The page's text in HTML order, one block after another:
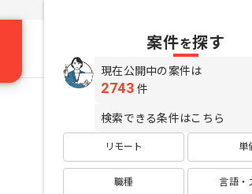
案件を探す
現在公開中の案件は
2743 件
検索できる条件はこちら
リモート 単
職種 言語・